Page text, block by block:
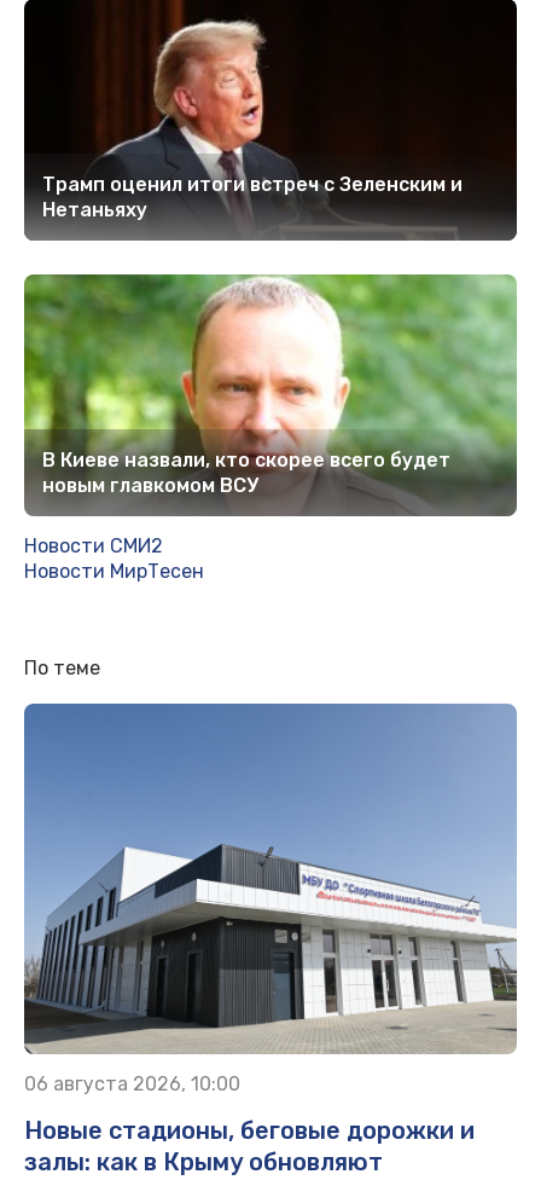
Трамп оценил итоги встреч с Зеленским и
Нетаньяху
В Киеве назвали, кто скорее всего будет
новым главкомом ВСУ
Новости СМИ2
Новости МирТесен
По теме
06 августа 2026, 10:00
Новые стадионы, беговые дорожки и
залы: как в Крыму обновляют